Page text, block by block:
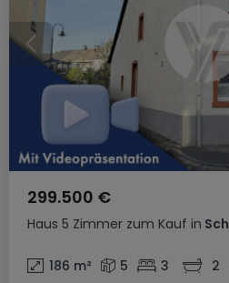
Haus 5 Zimmer zum Kauf in
299.500 €
186 m² 5 3 2